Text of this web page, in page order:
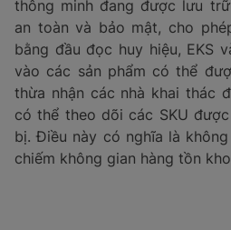
thông minh đang được lưu
an toàn và bảo mật, cho
bằng đầu đọc huy hiệu, EKS
vào các sản phẩm có thể
thừa nhận các nhà khai thác
có thể theo dõi các SKU
bị. Điều này có nghĩa là
chiếm không gian hàng tồn